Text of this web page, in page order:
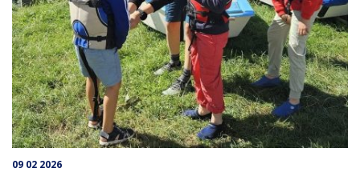
09 02 2026